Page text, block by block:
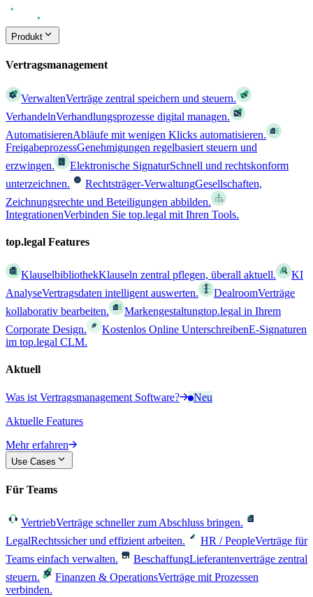
Produkt
Vertragsmanagement
VerwaltenVerträge zentral speichern und steuern.
VerhandelnVerhandlungsprozesse digital managen.
AutomatisierenAbläufe mit wenigen Klicks automatisieren.
FreigabeprozessGenehmigungen regelbasiert steuern und
erzwingen.
Elektronische SignaturSchnell und rechtskonform
unterzeichnen.
Rechtsträger-VerwaltungGesellschaften,
Zeichnungsrechte und Beteiligungen abbilden.
IntegrationenVerbinden Sie top.legal mit Ihren Tools.
top.legal Features
KlauselbibliothekKlauseln zentral pflegen, überall aktuell.
KI
AnalyseVertragsdaten intelligent auswerten. DealroomVerträge
kollaborativ bearbeiten.
Markengestaltungtop.legal in Ihrem
Corporate Design.
Kostenlos Online UnterschreibenE-Signaturen
im top.legal CLM.
Aktuell
Was ist Vertragsmanagement Software?
Neu
Aktuelle Features
Mehr erfahren
Use Cases
Für Teams
VertriebVerträge schneller zum Abschluss bringen.
LegalRechtssicher und effizient arbeiten. HR / PeopleVerträge für
Teams einfach verwalten.
BeschaffungLieferantenverträge zentral
steuern.
Finanzen & OperationsVerträge mit Prozessen
verbinden.